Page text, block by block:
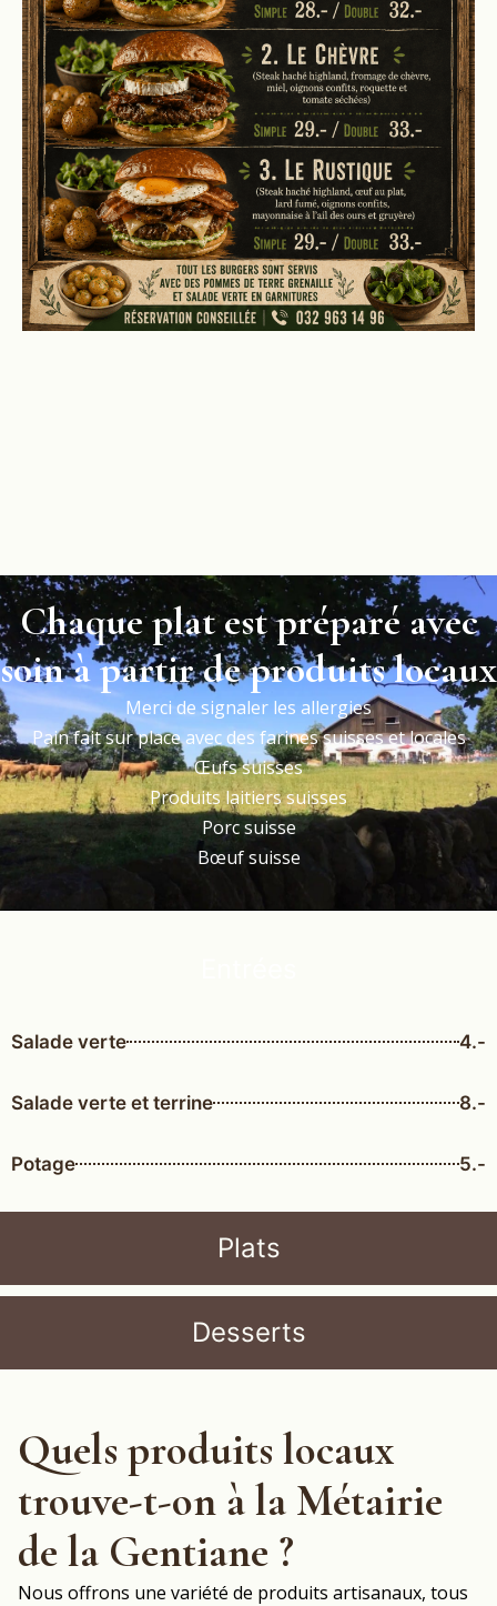
Chaque plat est préparé avec
soin à partir de produits locaux
Merci de signaler les allergies
Pain fait sur place avec des farines suisses et locales
Œufs suisses
Produits laitiers suisses
Porc suisse
Bœuf suisse
Plats
Desserts
Salade verte 4.-
Salade verte et terrine 8.-
Potage 5.-
Quels produits locaux
trouve-t-on à la Métairie
de la Gentiane ?
Nous offrons une variété de produits artisanaux, tous